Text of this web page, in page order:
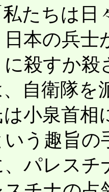
私たちは日
本の兵士
に殺すか
、自衛隊
は小泉首相
う趣旨の
パレスチ